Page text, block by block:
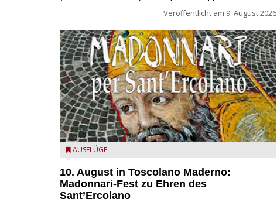
Veröffentlicht am 9. August 2026
Toscolano Maderno: "Madonnari per Sant'Ercolano"
AUSFLÜGE
10. August in Toscolano Maderno:
Madonnari-Fest zu Ehren des
Sant’Ercolano